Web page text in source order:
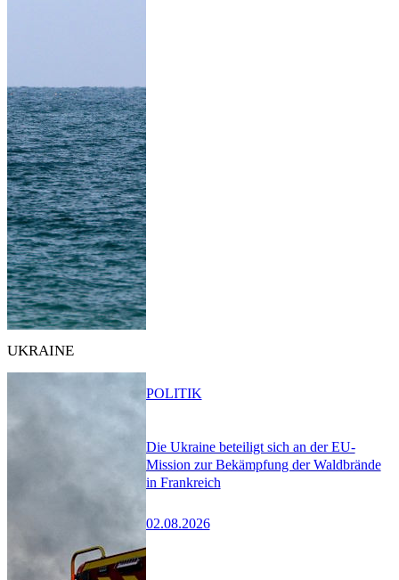
UKRAINE
Die Ukraine beteiligt sich an der EU-
Mission zur Bekämpfung der Waldbrände
in Frankreich
02.08.2026
POLITIK